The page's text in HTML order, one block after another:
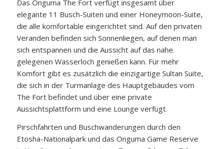
Das Onguma The Fort verfügt insgesamt über
elegante 11 Busch-Suiten und einer Honeymoon-Suite,
die alle komfortable eingerichtet sind. Auf den privaten
Veranden befinden sich Sonnenliegen, auf denen man
sich entspannen und die Aussicht auf das nahe
gelegenen Wasserloch genießen kann. Für mehr
Komfort gibt es zusätzlich die einzigartige Sultan Suite,
die sich in der Turmanlage des Hauptgebäudes vom
The Fort befindet und über eine private
Aussichtsplattform und eine Lounge verfügt.
Pirschfahrten und Buschwanderungen durch den
Etosha-Nationalpark und das Onguma Game Reserve